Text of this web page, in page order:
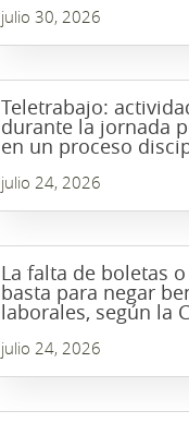
julio 30, 2026
Teletrabajo:
durante la jornada
en un proceso
julio 24, 2026
La falta de boletas
basta para negar
laborales, según la
julio 24, 2026